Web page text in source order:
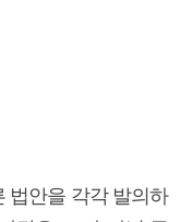
법안을 각각 발의하